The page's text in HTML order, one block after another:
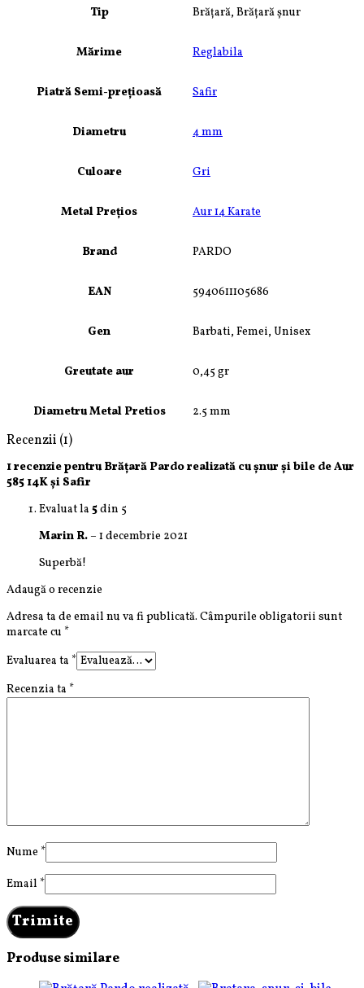
Tip Brățară, Brățară șnur
Mărime Reglabila
Piatră Semi-prețioasă Safir
Diametru 4 mm
Culoare Gri
Metal Prețios Aur 14 Karate
Brand PARDO
EAN 5940611105686
Gen Barbati, Femei, Unisex
Greutate aur 0,45 gr
Diametru Metal Pretios 2.5 mm
Recenzii (1)
1 recenzie pentruBrățară Pardo realizată cu șnur și bile de Aur
585 14K și Safir
Evaluat la 5din 5
Marin R. – 1 decembrie 2021
Superbă!
Adaugă o recenzie
Adresa ta de email nu va fi publicată. Câmpurile obligatorii sunt
marcate cu *
Evaluarea ta *
Recenzia ta *
Nume *
Email *
Produse similare